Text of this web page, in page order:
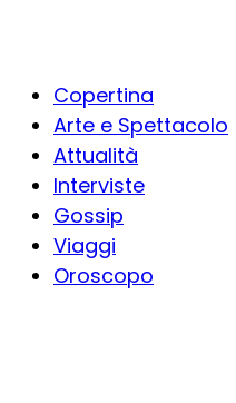
Copertina
Arte e Spettacolo
Attualità
Interviste
Gossip
Viaggi
Oroscopo